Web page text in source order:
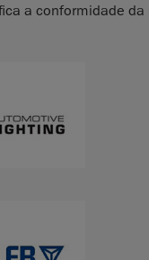
a conformidade da